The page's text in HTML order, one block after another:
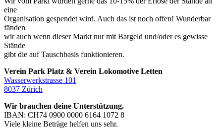
eine
Organisation gespendet wird. Auch das ist noch offen! Wunderbar
fänden
wir auch wenn dieser Markt nur mit Bargeld und/oder es gewisse
Stände
gibt die auf Tauschbasis funktionieren.
Verein Park Platz & Verein Lokomotive Letten
Wasserwerkstrasse 101
8037 Zürich
Wir brauchen deine Unterstützung.
IBAN: CH74 0900 0000 6164 1072 8
Viele kleine Beträge helfen uns sehr.